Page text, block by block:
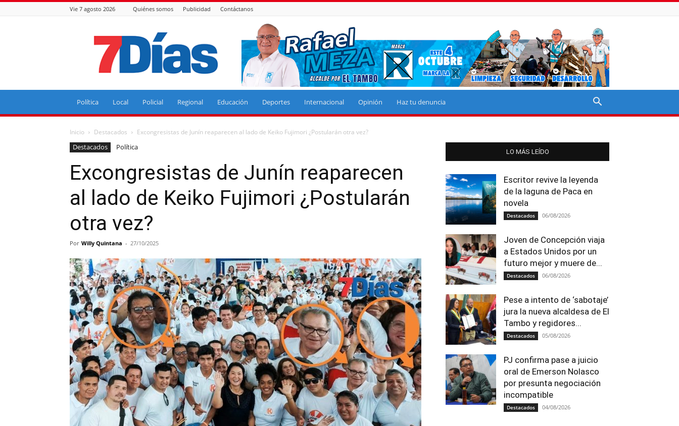
Vie 7 agosto 2026 Quiénes somos Publicidad Contáctanos
7
Días
Política Local Policial Regional Educación Deportes Internacional Opinión Haz tu denuncia
Inicio Destacados Excongresistas de Junín reaparecen al lado de Keiko Fujimori ¿Postularán otra vez?
Destacados Política
Excongresistas de Junín reaparecen
al lado de Keiko Fujimori ¿Postularán
otra vez?
Por Willy Quintana - 27/10/2025
LO MÁS LEÍDO
Escritor revive la leyenda
de la laguna de Paca en
novela
Destacados 06/08/2026
Joven de Concepción viaja
a Estados Unidos por un
futuro mejor y muere de...
Destacados 06/08/2026
Pese a intento de ‘sabotaje’
jura la nueva alcaldesa de El
Tambo y regidores...
Destacados 05/08/2026
PJ confirma pase a juicio
oral de Emerson Nolasco
por presunta negociación
incompatible
Destacados 04/08/2026